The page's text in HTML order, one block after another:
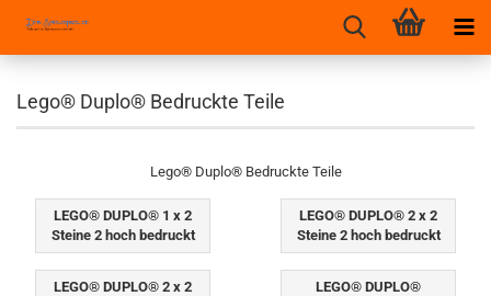
Lego® Duplo® Bedruckte Teile
Lego® Duplo® Bedruckte Teile
LEGO® DUPLO® 1 x 2
Steine 2 hoch bedruckt
LEGO® DUPLO® 2 x 2
Steine 2 hoch bedruckt
LEGO® DUPLO® 2 x 2
LEGO® DUPLO®